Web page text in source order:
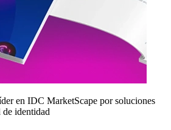
en IDC MarketScape por soluciones
de identidad